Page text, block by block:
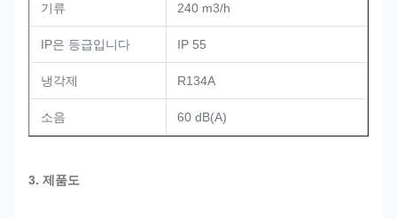
기류 240 m3/h
IP은 등급입니다 IP 55
냉각제 R134A
소음 60 dB(A)
3. 제품도